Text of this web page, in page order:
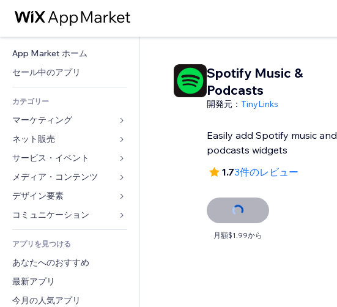
App Market ホーム
セール中のアプリ
カテゴリー
マーケティング
広告
モバイル
アクセス解析
リスティング広告
メール
コンバージョン
ネット販売
ストア用アプリ
発送・配達
販売ボタン
会計
クーポン・特典
倉庫管理ソリューション
ドロップシッピング
サービス・イベント
ホテル
イベント
レストラン
不動産
ブッキング
メディア・コンテンツ
ギャラリー
音楽
ポッドキャスト
写真
動画
PDF
ファイル共有
デザイン要素
マップ・ナビ
プライバシー・セキュリティ
時計
ページテンプレート
画像効果
ボタン・メニュー
フォーム
ブログ
投票
チャット
コメント
アプリを見つける
あなたへのおすすめ
最新アプリ
今月の人気アプリ
Spotify Music &
Podcasts
開発元： TinyLinks
Easily add Spotify music and
podcasts widgets
1.73件のレビュー
月額$1.99から